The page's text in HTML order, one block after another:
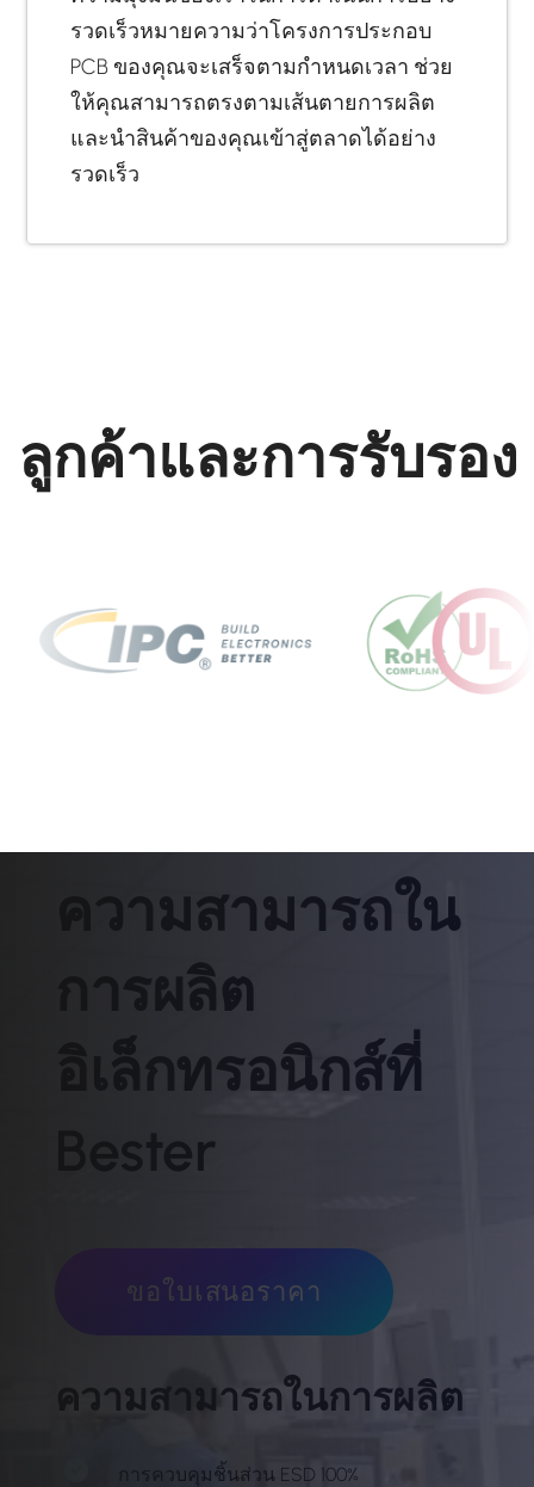
รวดเร็วหมายความว่าโครงการประกอบ
PCB ของคุณจะเสร็จตามกำหนดเวลา ช่วย
ให้คุณสามารถตรงตามเส้นตายการผลิต
และนำสินค้าของคุณเข้าสู่ตลาดได้อย่าง
รวดเร็ว
ลูกค้าและการรับรอง
ความสามารถใน
การผลิต
อิเล็กทรอนิกส์ที่
Bester
ขอใบเสนอราคา
ความสามารถในการผลิต
การควบคุมชิ้นส่วน ESD 100%